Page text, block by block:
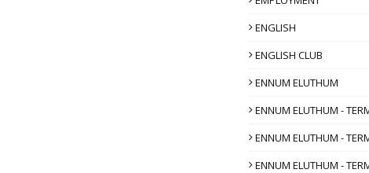
ENGLISH
ENGLISH CLUB
ENNUM ELUTHUM
ENNUM ELUTHUM -
ENNUM ELUTHUM -
ENNUM ELUTHUM -